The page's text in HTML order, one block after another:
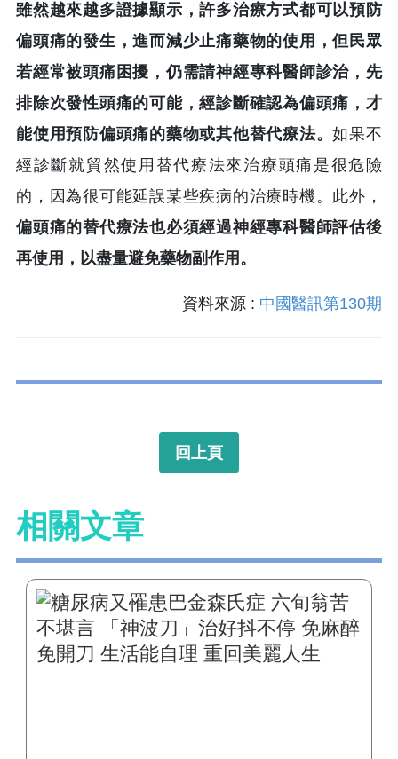
雖然越來越多證據顯示，許多治療方式都可以預防
偏頭痛的發生，進而減少止痛藥物的使用，但民眾
若經常被頭痛困擾，仍需請神經專科醫師診治，先
排除次發性頭痛的可能，經診斷確認為偏頭痛，才
能使用預防偏頭痛的藥物或其他替代療法。如果不
經診斷就貿然使用替代療法來治療頭痛是很危險
的，因為很可能延誤某些疾病的治療時機。此外，
偏頭痛的替代療法也必須經過神經專科醫師評估後
再使用，以盡量避免藥物副作用。
資料來源 : 中國醫訊第130期
回上頁
相關文章